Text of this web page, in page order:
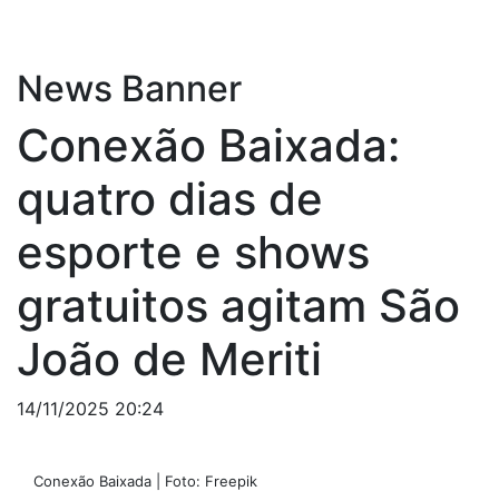
News Banner
Conexão Baixada:
quatro dias de
esporte e shows
gratuitos agitam São
João de Meriti
14/11/2025 20:24
Conexão Baixada | Foto: Freepik